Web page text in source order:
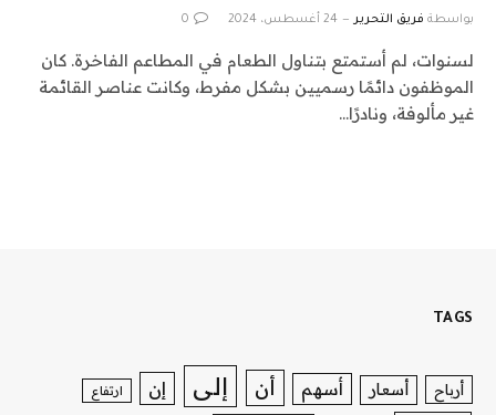
بواسطة فريق التحرير 24 أغسطس، 2024 0
لسنوات، لم أستمتع بتناول الطعام في المطاعم الفاخرة. كان
الموظفون دائمًا رسميين بشكل مفرط، وكانت عناصر القائمة
غير مألوفة، ونادرًا…
TAGS
أرباح أسعار أسهم أن إلى إن ارتفاع